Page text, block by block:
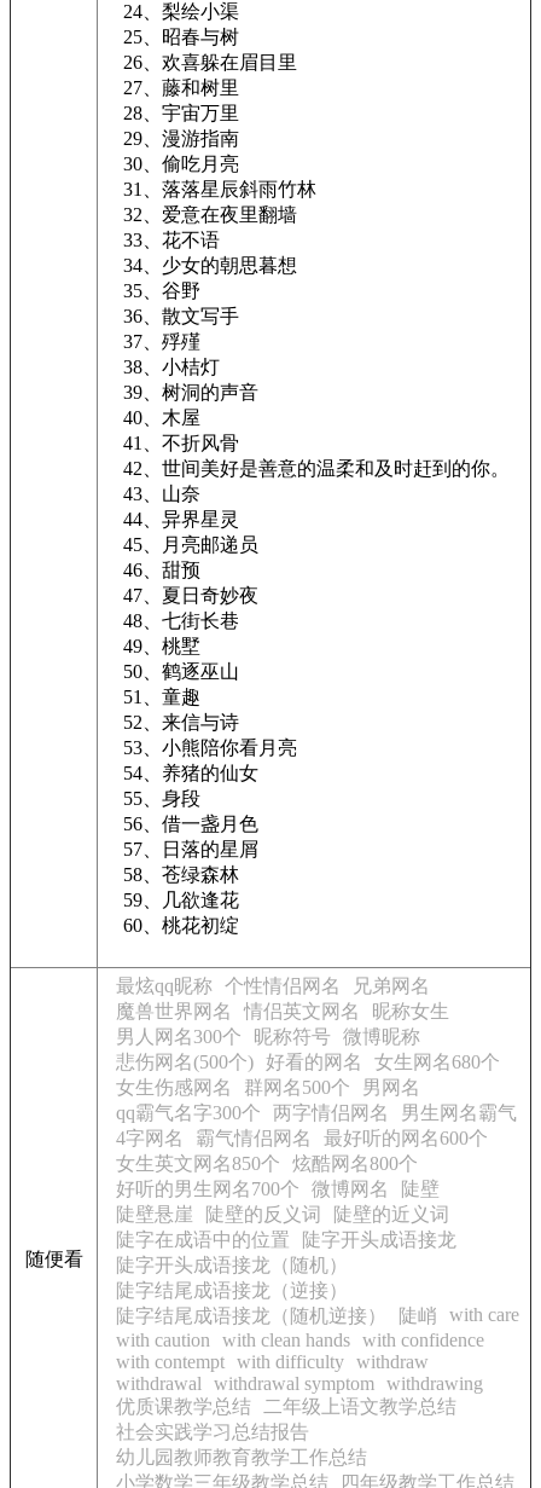
24、梨绘小渠
25、昭春与树
26、欢喜躲在眉目里
27、藤和树里
28、宇宙万里
29、漫游指南
30、偷吃月亮
31、落落星辰斜雨竹林
32、爱意在夜里翻墙
33、花不语
34、少女的朝思暮想
35、谷野
36、散文写手
37、殍殣
38、小桔灯
39、树洞的声音
40、木屋
41、不折风骨
42、世间美好是善意的温柔和及时赶到的你。
43、山奈
44、异界星灵
45、月亮邮递员
46、甜预
47、夏日奇妙夜
48、七街长巷
49、桃墅
50、鹤逐巫山
51、童趣
52、来信与诗
53、小熊陪你看月亮
54、养猪的仙女
55、身段
56、借一盏月色
57、日落的星屑
58、苍绿森林
59、几欲逢花
60、桃花初绽
随便看
最炫qq昵称 个性情侣网名
兄弟网名
魔兽世界网名
情侣英文网名
昵称女生
男人网名300个
昵称符号 微博昵称
悲伤网名(500个) 好看的网名
女生网名680个
女生伤感网名
群网名500个
男网名
qq霸气名字300个
两字情侣网名
男生网名霸气
4字网名
霸气情侣网名
最好听的网名600个
女生英文网名850个
炫酷网名800个
好听的男生网名700个
微博网名
陡壁
陡壁悬崖
陡壁的反义词
陡壁的近义词
陡字在成语中的位置
陡字开头成语接龙
陡字开头成语接龙（随机）
陡字结尾成语接龙（逆接）
陡字结尾成语接龙（随机逆接）
陡峭
with care
with caution
with clean hands with confidence
with contempt with difficulty withdraw
withdrawal
withdrawal symptom
withdrawing
优质课教学总结
二年级上语文教学总结
社会实践学习总结报告
幼儿园教师教育教学工作总结
小学数学三年级教学总结
四年级教学工作总结